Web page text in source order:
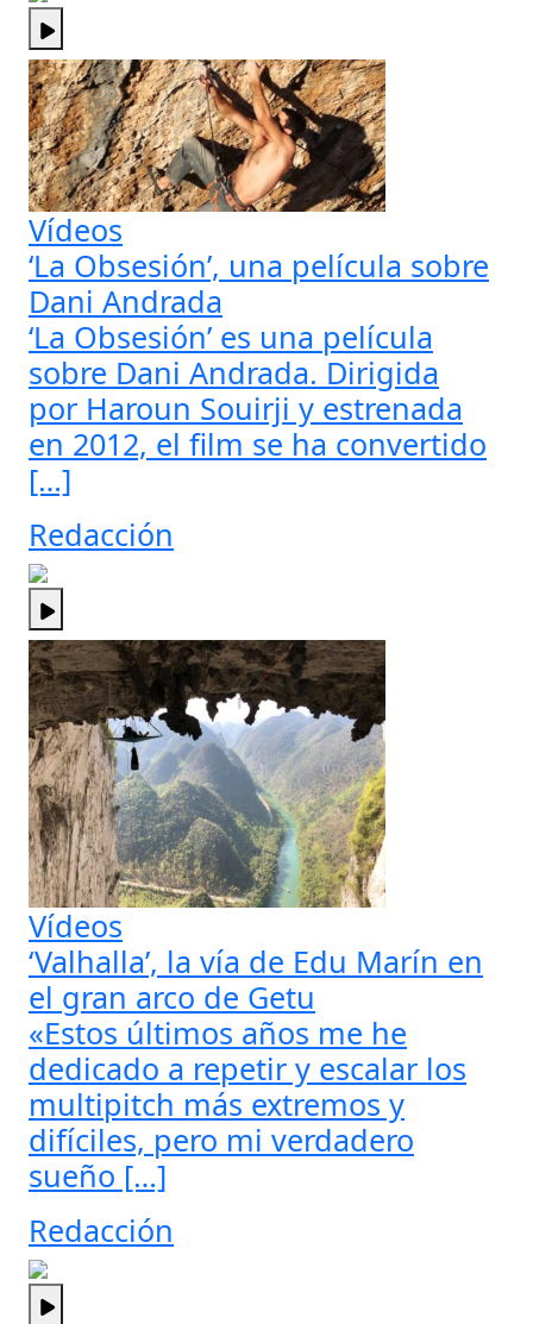
Vídeos
‘La Obsesión’, una película sobre
Dani Andrada
‘La Obsesión’ es una película
sobre Dani Andrada. Dirigida
por Haroun Souirji y estrenada
en 2012, el film se ha convertido
[…]
Redacción
Vídeos
‘Valhalla’, la vía de Edu Marín en
el gran arco de Getu
«Estos últimos años me he
dedicado a repetir y escalar los
multipitch más extremos y
difíciles, pero mi verdadero
sueño […]
Redacción